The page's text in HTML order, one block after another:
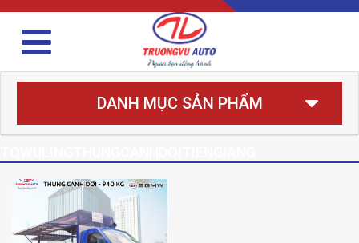
DANH MỤC SẢN PHẨM